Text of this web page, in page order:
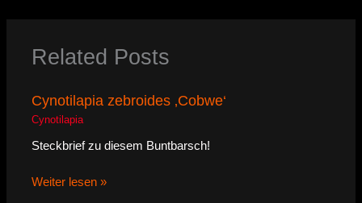
Related Posts
Cynotilapia zebroides ‚Cobwe‘
Cynotilapia
Steckbrief zu diesem Buntbarsch!
Weiter lesen »